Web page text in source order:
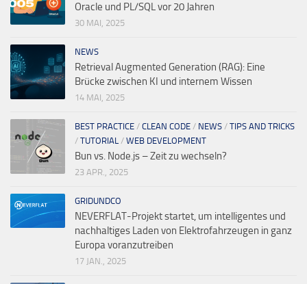
Oracle und PL/SQL vor 20 Jahren
30 MAI, 2025
NEWS
Retrieval Augmented Generation (RAG): Eine
Brücke zwischen KI und internem Wissen
14 MAI, 2025
BEST PRACTICE / CLEAN CODE / NEWS / TIPS AND TRICKS
/ TUTORIAL / WEB DEVELOPMENT
Bun vs. Node.js – Zeit zu wechseln?
23 APR., 2025
GRIDUNDCO
NEVERFLAT-Projekt startet, um intelligentes und
nachhaltiges Laden von Elektrofahrzeugen in ganz
Europa voranzutreiben
17 JAN., 2025